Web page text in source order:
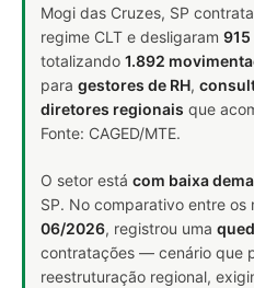
Mogi das Cruzes, SP
regime CLT e desligaram 915
totalizando 1.892
para gestores de RH,
diretores regionais que
Fonte: CAGED/MTE.
O setor está com baixa
SP. No comparativo entre os
06/2026, registrou uma
contratações — cenário que
reestruturação regional,